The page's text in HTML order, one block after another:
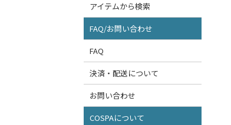
アイテムから検索
FAQ/お問い合わせ
FAQ
決済・配送について
お問い合わせ
COSPAについて